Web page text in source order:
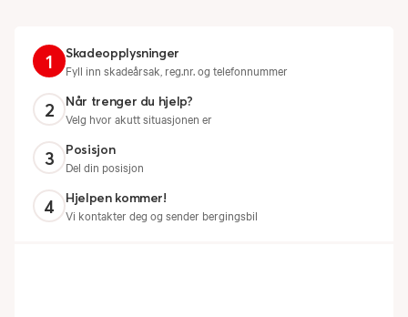
1
Skadeopplysninger
Fyll inn skadeårsak, reg.nr. og telefonnummer
2
Når trenger du hjelp?
Velg hvor akutt situasjonen er
3
Posisjon
Del din posisjon
4
Hjelpen kommer!
Vi kontakter deg og sender bergingsbil